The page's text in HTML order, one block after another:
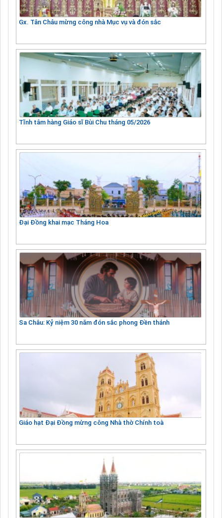
Gx. Tân Châu mừng công nhà Mục vụ và đón sắc
Tĩnh tâm hàng Giáo sĩ Bùi Chu tháng 05/2026
Đại Đồng khai mạc Tháng Hoa
Sa Châu: Kỷ niệm 30 năm đón sắc phong Đền thánh
Giáo hạt Đại Đồng mừng công Nhà thờ Chính toà